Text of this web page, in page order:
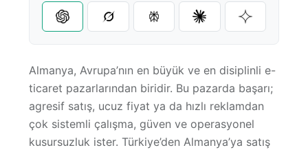
Hakkımızda
Almanya, Avrupa’nın en büyük ve en disiplinli e-
ticaret pazarlarından biridir. Bu pazarda başarı;
agresif satış, ucuz fiyat ya da hızlı reklamdan
çok sistemli çalışma, güven ve operasyonel
kusursuzluk ister. Türkiye’den Almanya’ya satış